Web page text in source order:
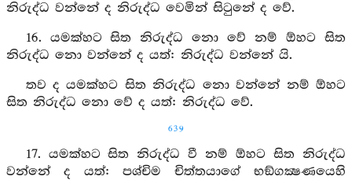
නිරුද්ධ වන්නේ ද නිරුද්ධ වෙමින් සිටුනේ ද වේ.
16. යමක්හට සිත නිරුද්ධ නො වේ නම් ඕහට සිත
නිරුද්ධ නො වන්නේ ද යත්: නිරුද්ධ වන්නේ යි.
තව ද යමක්හට සිත නිරුද්ධ නො වන්නේ නම් ඕහට
සිත නිරුද්ධ නො වේ ද යත්: නිරුද්ධ වේ.
639
17. යමක්හට සිත නිරුද්ධ වී නම් ඕහට සිත නිරුද්ධ
වන්නේ ද යත්: පශ්චිම චිත්තයාගේ භඞ්ගක්‍ෂණයෙහි